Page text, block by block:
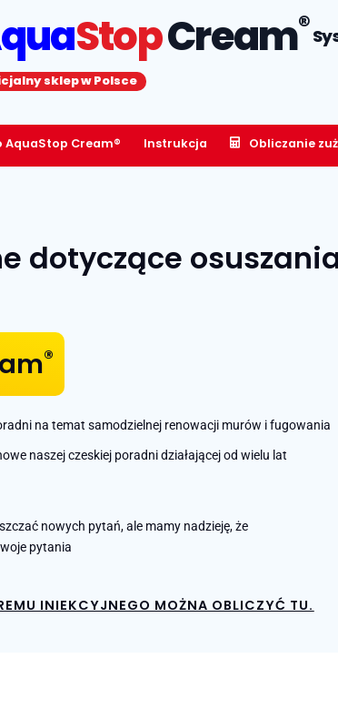
StopCream®
sklep w Polsce
AquaStop Cream® Instrukcja Obliczanie
dotyczące
®
na temat samodzielnej renowacji murów i fugowania
naszej czeskiej poradni działającej od wielu lat
nowych pytań, ale mamy nadzieję, że
pytania
INIEKCYJNEGO MOŻNA OBLICZYĆ TU.